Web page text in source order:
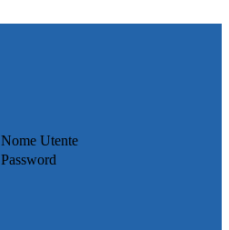
Nome Utente
Password